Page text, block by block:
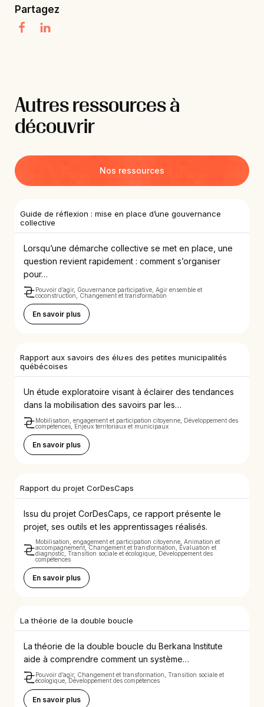
Partagez
Autres ressources à
découvrir
Nos ressources
Guide de réflexion : mise en place d’une gouvernance
collective
Lorsqu’une démarche collective se met en place, une
question revient rapidement : comment s’organiser
pour…
Pouvoir d’agir, Gouvernance participative, Agir ensemble et
coconstruction, Changement et transformation
En savoir plus
Rapport aux savoirs des élu·es des petites municipalités
québécoises
Un étude exploratoire visant à éclairer des tendances
dans la mobilisation des savoirs par les…
Mobilisation, engagement et participation citoyenne, Développement des
compétences, Enjeux territoriaux et municipaux
En savoir plus
Rapport du projet CorDesCaps
Issu du projet CorDesCaps, ce rapport présente le
projet, ses outils et les apprentissages réalisés.
Mobilisation, engagement et participation citoyenne, Animation et
accompagnement, Changement et transformation, Évaluation et
diagnostic, Transition sociale et écologique, Développement des
compétences
En savoir plus
La théorie de la double boucle
La théorie de la double boucle du Berkana Institute
aide à comprendre comment un système…
Pouvoir d’agir, Changement et transformation, Transition sociale et
écologique, Développement des compétences
En savoir plus